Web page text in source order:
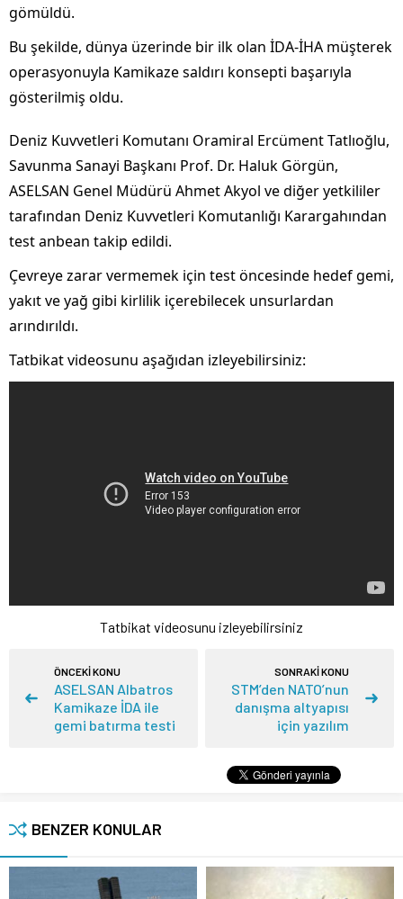
gömüldü.
Bu şekilde, dünya üzerinde bir ilk olan İDA-İHA müşterek
operasyonuyla Kamikaze saldırı konsepti başarıyla
gösterilmiş oldu.
Deniz Kuvvetleri Komutanı Oramiral Ercüment Tatlıoğlu,
Savunma Sanayi Başkanı Prof. Dr. Haluk Görgün,
ASELSAN Genel Müdürü Ahmet Akyol ve diğer yetkililer
tarafından Deniz Kuvvetleri Komutanlığı Karargahından
test anbean takip edildi.
Çevreye zarar vermemek için test öncesinde hedef gemi,
yakıt ve yağ gibi kirlilik içerebilecek unsurlardan
arındırıldı.
Tatbikat videosunu aşağıdan izleyebilirsiniz:
Tatbikat videosunu izleyebilirsiniz
ÖNCEKİ KONU
ASELSAN Albatros
Kamikaze İDA ile
gemi batırma testi
SONRAKİ KONU
STM’den NATO’nun
danışma altyapısı
için yazılım
BENZER KONULAR